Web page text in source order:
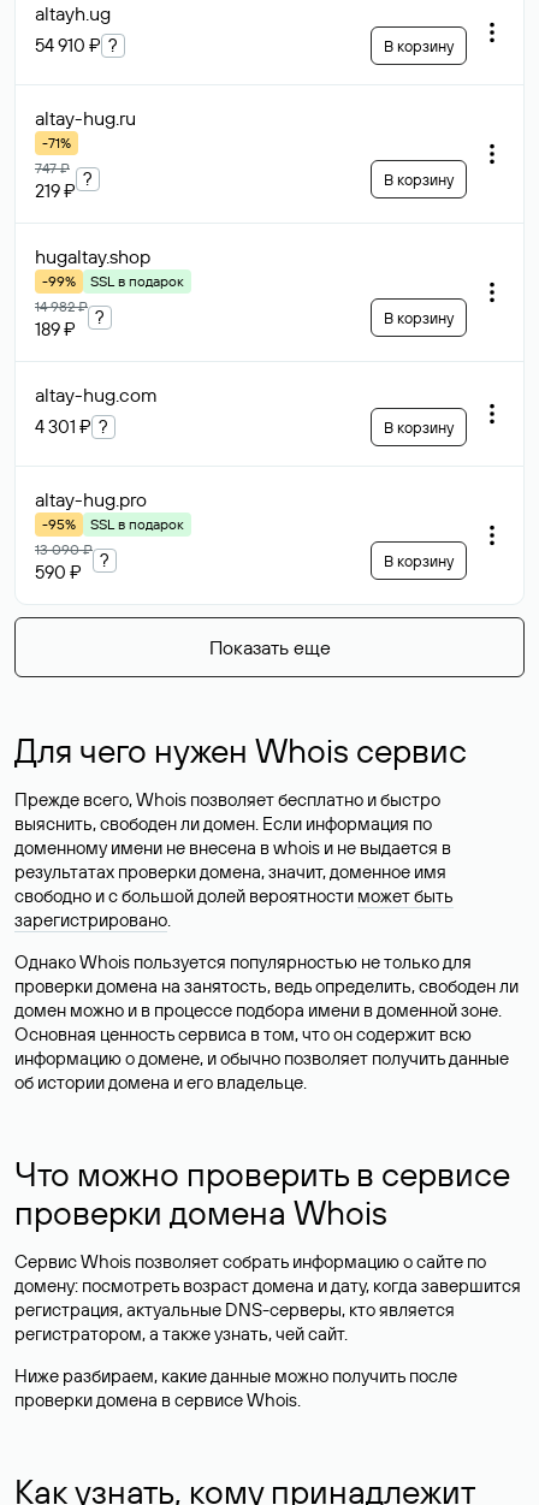
altayh.ug
54 910 ₽ ? В корзину
altay-hug.ru
-71%
747 ₽
219 ₽
? В корзину
hugaltay.shop
-99%
SSL в подарок
14 982 ₽
189 ₽
? В корзину
altay-hug.com
4 301 ₽ ? В корзину
altay-hug.pro
-95%
SSL в подарок
13 090 ₽
590 ₽
? В корзину
Показать еще
Для чего нужен Whois сервис
Прежде всего, Whois позволяет бесплатно и быстро
выяснить, свободен ли домен. Если информация по
доменному имени не внесена в whois и не выдается в
результатах проверки домена, значит, доменное имя
свободно и с большой долей вероятности может быть
зарегистрировано.
Однако Whois пользуется популярностью не только для
проверки домена на занятость, ведь определить, свободен ли
домен можно и в процессе подбора имени в доменной зоне.
Основная ценность сервиса в том, что он содержит всю
информацию о домене, и обычно позволяет получить данные
об истории домена и его владельце.
Что можно проверить в сервисе
проверки домена Whois
Сервис Whois позволяет собрать информацию о сайте по
домену: посмотреть возраст домена и дату, когда завершится
регистрация, актуальные DNS-серверы, кто является
регистратором, а также узнать, чей сайт.
Ниже разбираем, какие данные можно получить после
проверки домена в сервисе Whois.
Как узнать, кому принадлежит